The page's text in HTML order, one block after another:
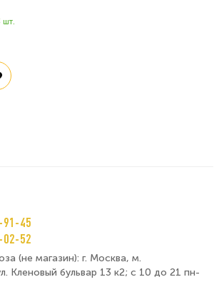
Шт.
91-45
02-52
(не магазин): г. Москва, м.
Кленовый бульвар 13 к2; с 10 до 21 пн-